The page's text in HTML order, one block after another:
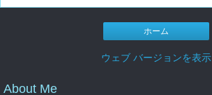
ホーム
ウェブ バージョンを表示
About Me